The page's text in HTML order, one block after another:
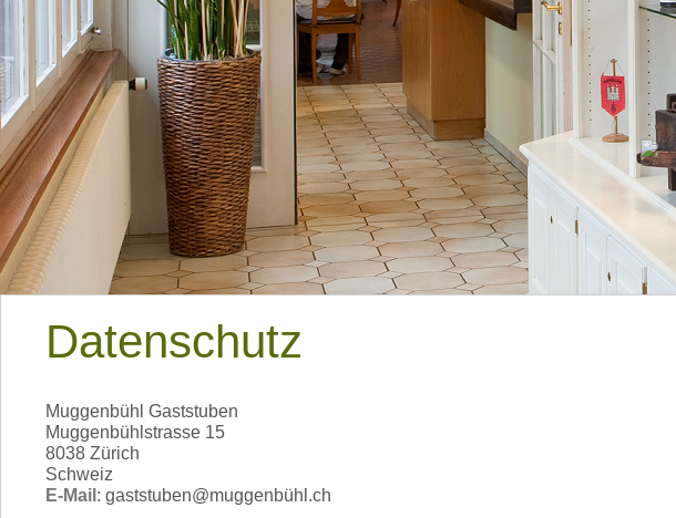
Datenschutz
Muggenbühl Gaststuben
Muggenbühlstrasse 15
8038 Zürich
Schweiz
E-Mail : gaststuben@muggenbühl.ch